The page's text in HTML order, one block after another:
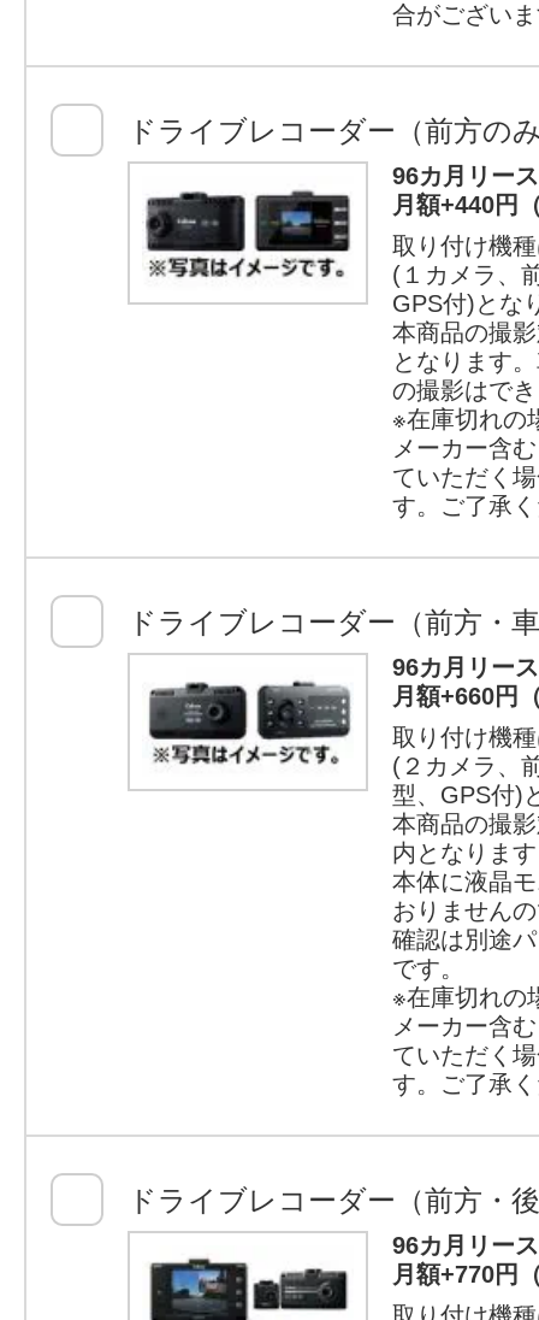
合がござい
ドライブレコーダー（前方の
96カ月リー
月額+440円
取り付け機
(１カメラ、
GPS付)とな
本商品の撮
となります
の撮影はで
※在庫切れの
メーカー含
ていただく
す。ご了承
ドライブレコーダー（前方・
96カ月リー
月額+660円
取り付け機
(２カメラ、
型、GPS付)
本商品の撮
内となりま
本体に液晶
おりません
確認は別途
です。
※在庫切れの
メーカー含
ていただく
す。ご了承
ドライブレコーダー（前方・
96カ月リー
月額+770円